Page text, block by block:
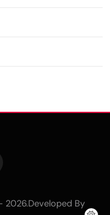
2026.Developed By